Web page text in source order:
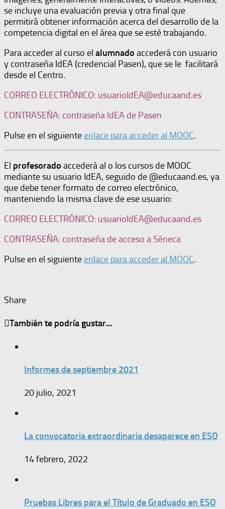
se incluye una evaluación previa y otra final que
permitirá obtener información acerca del desarrollo de la
competencia digital en el área que se esté trabajando.
Para acceder al curso el alumnado accederá con usuario
y contraseña IdEA (credencial Pasen), que se le facilitará
desde el Centro.
CORREO ELECTRÓNICO: usuarioIdEA@educaand.es
CONTRASEÑA: contraseña IdEA de Pasen
Pulse en el siguiente enlace para acceder al MOOC.
El profesorado accederá al o los cursos de MOOC
mediante su usuario IdEA, seguido de @educaand.es, ya
que debe tener formato de correo electrónico,
manteniendo la misma clave de ese usuario:
CORREO ELECTRÓNICO: usuarioIdEA@educaand.es
CONTRASEÑA: contraseña de acceso a Séneca
Pulse en el siguiente enlace para acceder al MOOC.
Share
También te podría gustar...
Informes de septiembre 2021
20 julio, 2021
La convocatoria extraordinaria desaparece en ESO
14 febrero, 2022
Pruebas Libres para el Título de Graduado en ESO